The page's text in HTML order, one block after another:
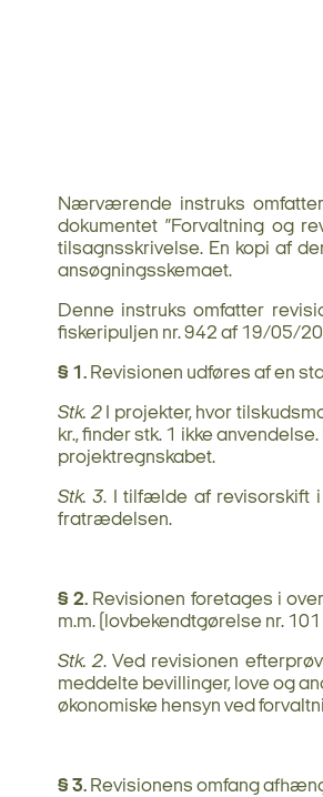
Nærværende instruks
dokumentet ”Forvaltning og
tilsagnsskrivelse. En kopi af
ansøgningsskemaet.
Denne instruks omfatter
fiskeripuljen nr. 942 af 19/05/
§ 1. Revisionen udføres af en
Stk. 2I projekter, hvor
kr., finder stk. 1 ikke
projektregnskabet.
Stk. 3. I tilfælde af revisorskift
fratrædelsen.
§ 2. Revisionen foretages i
m.m. (lovbekendtgørelse nr.
Stk. 2. Ved revisionen
meddelte bevillinger, love og
økonomiske hensyn ved
§ 3. Revisionens omfang